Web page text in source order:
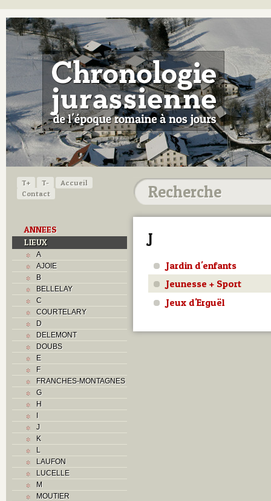
T+ T-
Accueil
Contact
ANNEES
LIEUX
A
AJOIE
B
BELLELAY
C
COURTELARY
D
DELEMONT
DOUBS
E
F
FRANCHES-MONTAGNES
G
H
I
J
K
L
LAUFON
LUCELLE
M
MOUTIER
J
Jardin d'enfants
Jeunesse + Sport
Jeux d'Erguël